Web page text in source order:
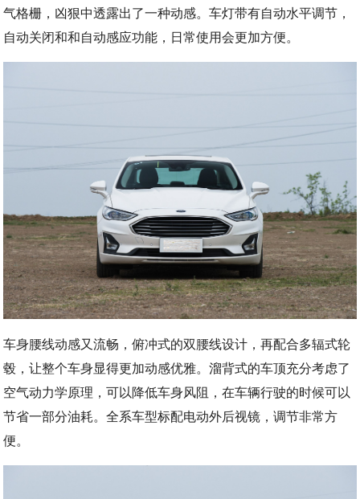
气格栅，凶狠中透露出了一种动感。车灯带有自动水平调节，
自动关闭和和自动感应功能，日常使用会更加方便。
车身腰线动感又流畅，俯冲式的双腰线设计，再配合多辐式轮
毂，让整个车身显得更加动感优雅。溜背式的车顶充分考虑了
空气动力学原理，可以降低车身风阻，在车辆行驶的时候可以
节省一部分油耗。全系车型标配电动外后视镜，调节非常方
便。